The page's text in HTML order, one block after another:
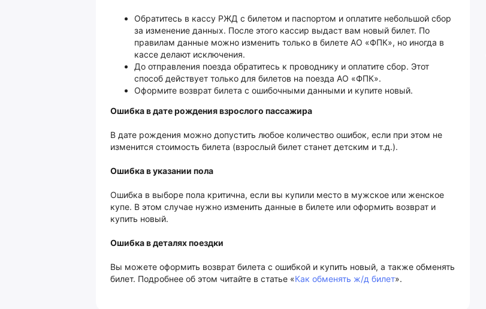
Обратитесь в кассу РЖД с билетом и паспортом и оплатите небольшой сбор
за изменение данных. После этого кассир выдаст вам новый билет. По
правилам данные можно изменить только в билете АО «ФПК», но иногда в
кассе делают исключения.
До отправления поезда обратитесь к проводнику и оплатите сбор. Этот
способ действует только для билетов на поезда АО «ФПК».
Оформите возврат билета с ошибочными данными и купите новый.
Ошибка в дате рождения взрослого пассажира
В дате рождения можно допустить любое количество ошибок, если при этом не
изменится стоимость билета (взрослый билет станет детским и т.д.).
Ошибка в указании пола
Ошибка в выборе пола критична, если вы купили место в мужское или женское
купе. В этом случае нужно изменить данные в билете или оформить возврат и
купить новый.
Ошибка в деталях поездки
Вы можете оформить возврат билета с ошибкой и купить новый, а также обменять
билет. Подробнее об этом читайте в статье «Как обменять ж/д билет».